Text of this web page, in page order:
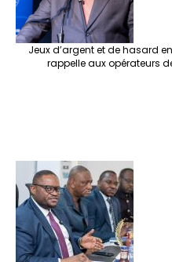
Jeux d’argent et de hasard
rappelle aux opérateurs